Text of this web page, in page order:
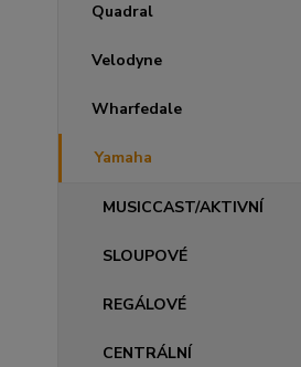
Quadral
Velodyne
Wharfedale
Yamaha
MUSICCAST/AKTIVNÍ
SLOUPOVÉ
REGÁLOVÉ
CENTRÁLNÍ